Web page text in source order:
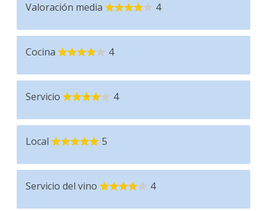
Valoración media 4
Cocina 4
Servicio 4
Local 5
Servicio del vino 4